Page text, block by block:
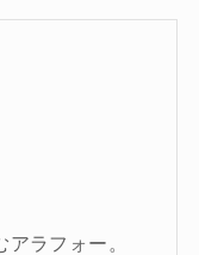
ラフォー。